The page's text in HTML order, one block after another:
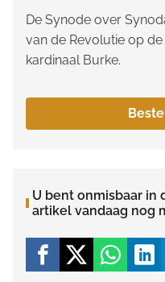
De Synode over
van de Revolutie op
kardinaal Burke.
U bent onmisbaar in
artikel vandaag nog